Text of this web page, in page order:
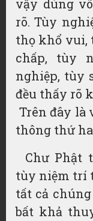
vậy dùng
rõ. Tùy
thọ khổ vui,
chấp, tùy
nghiệp, tùy
đều thấy rõ
Trên đây
thông thứ
Chư Phật
tùy niệm trí
tất cả
bất khả